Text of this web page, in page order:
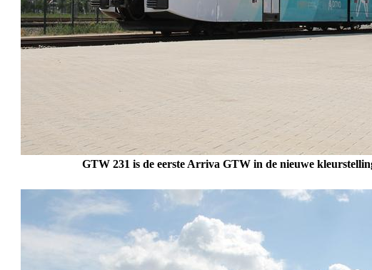
GTW 231 is de eerste Arriva GTW in de nieuwe